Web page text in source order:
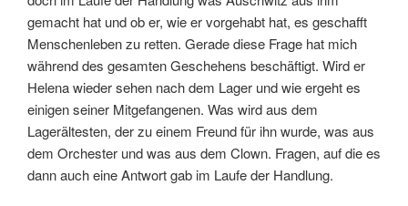
gemacht hat und ob er, wie er vorgehabt hat, es geschafft
Menschenleben zu retten. Gerade diese Frage hat mich
während des gesamten Geschehens beschäftigt. Wird er
Helena wieder sehen nach dem Lager und wie ergeht es
einigen seiner Mitgefangenen. Was wird aus dem
Lagerältesten, der zu einem Freund für ihn wurde, was aus
dem Orchester und was aus dem Clown. Fragen, auf die es
dann auch eine Antwort gab im Laufe der Handlung.